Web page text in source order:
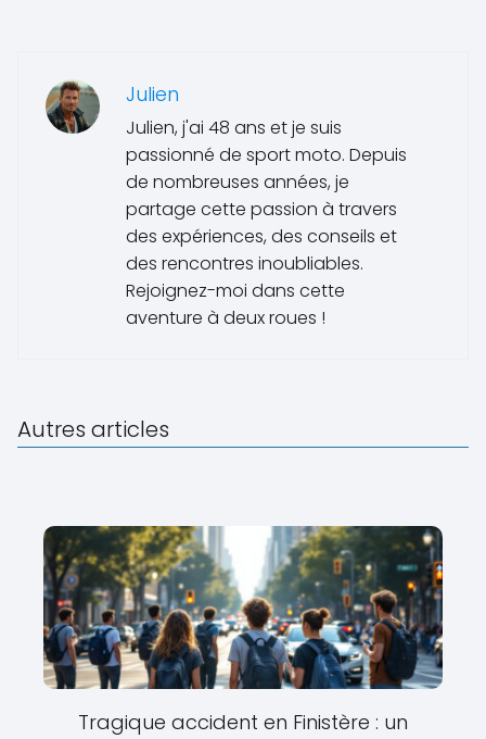
Julien
Julien, j'ai 48 ans et je suis
passionné de sport moto. Depuis
de nombreuses années, je
partage cette passion à travers
des expériences, des conseils et
des rencontres inoubliables.
Rejoignez-moi dans cette
aventure à deux roues !
Autres articles
Tragique accident en Finistère : un